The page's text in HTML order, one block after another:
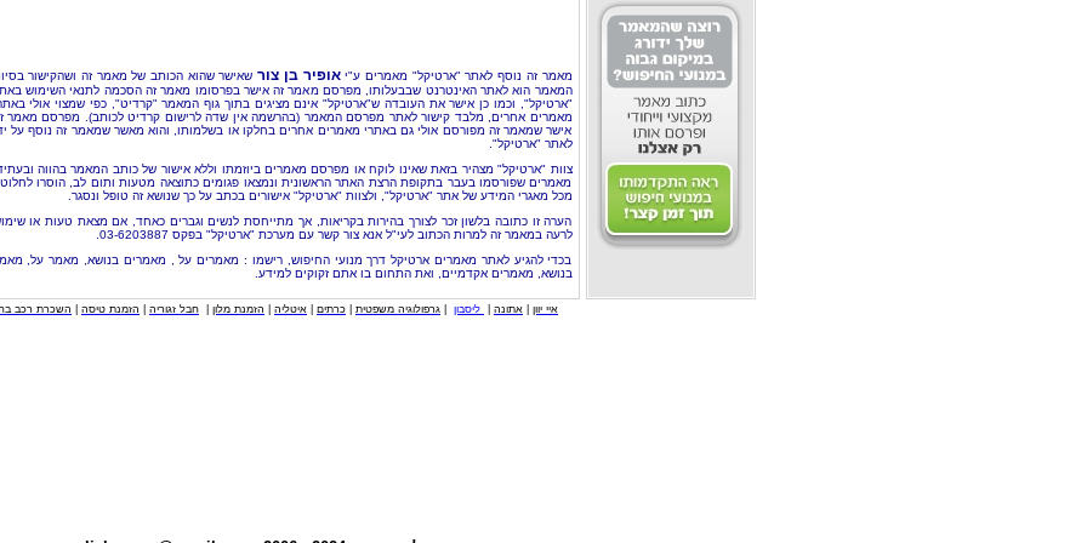
מאמר זה נוסף לאתר "ארטיקל" מאמרים ע"יאופיר בן צורשאישר שהוא הכותב של מאמר זה ושהקישור
המאמר הוא לאתר האינטרנט שבבעלותו, מפרסם מאמר זה אישר בפרסומו מאמר זה הסכמה לתנאי השימוש
"ארטיקל", וכמו כן אישר את העובדה ש"ארטיקל" אינם מציגים בתוך גוף המאמר "קרדיט", כפי שמצוי אולי
מאמרים אחרים, מלבד קישור לאתר מפרסם המאמר (בהרשמה אין שדה לרישום קרדיט לכותב). מפרסם מאמר
אישר שמאמר זה מפורסם אולי גם באתרי מאמרים אחרים בחלקו או בשלמותו, והוא מאשר שמאמר זה נוסף על
לאתר "ארטיקל".
צוות "ארטיקל" מצהיר בזאת שאינו לוקח או מפרסם מאמרים ביוזמתו וללא אישור של כותב המאמר בהווה
מאמרים שפורסמו בעבר בתקופת הרצת האתר הראשונית ונמצאו פגומים כתוצאה מטעות ותום לב, הוסרו
מכל מאגרי המידע של אתר "ארטיקל", ולצוות "ארטיקל" אישורים בכתב על כך שנושא זה טופל ונסגר.
הערה זו כתובה בלשון זכר לצורך בהירות בקריאות, אך מתייחסת לנשים וגברים כאחד, אם מצאת טעות או
לרעה במאמר זה למרות הכתוב לעי"ל אנא צור קשר עם מערכת "ארטיקל" בפקס 03-6203887.
בכדי להגיע לאתר מאמרים ארטיקל דרך מנועי החיפוש, רישמו : מאמרים על , מאמרים בנושא, מאמר על,
בנושא, מאמרים אקדמיים, ואת התחום בו אתם זקוקים למידע.
איי יוון אתונה ליסבון גרפולוגיה משפטית כרתים איטליה הזמנת מלון חבל זגוריה הזמנת טיסה השכרת רכב